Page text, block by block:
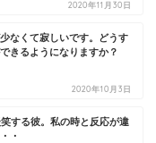
2020年11月30日
なくて寂しいです。どうす
きるようになりますか？
2020年10月3日
する彼。私の時と反応が違
・